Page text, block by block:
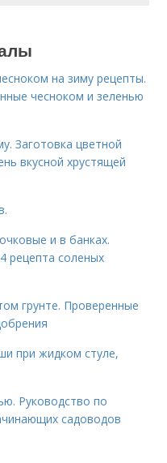
на зиму рецепты.
чесноком и зеленью
Заготовка цветной
вкусной хрустящей
и в банках.
рецепта соленых
грунте. Проверенные
при жидком стуле,
Руководство по
садоводов